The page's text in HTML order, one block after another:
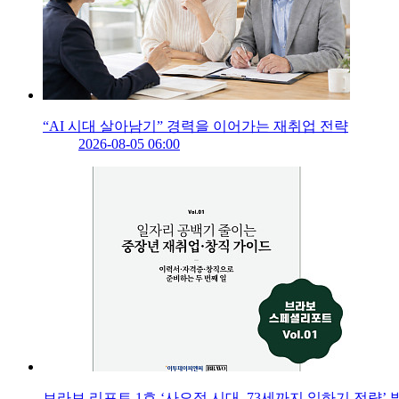
“AI 시대 살아남기” 경력을 이어가는 재취업 전략
2026-08-05 06:00